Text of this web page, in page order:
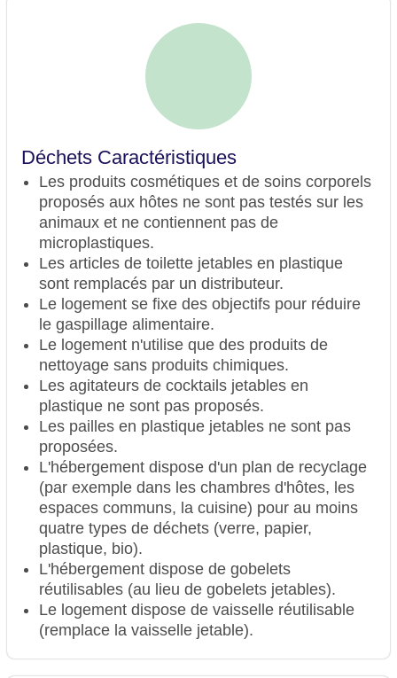
Déchets Caractéristiques
Les produits cosmétiques et de soins corporels
proposés aux hôtes ne sont pas testés sur les
animaux et ne contiennent pas de
microplastiques.
Les articles de toilette jetables en plastique
sont remplacés par un distributeur.
Le logement se fixe des objectifs pour réduire
le gaspillage alimentaire.
Le logement n'utilise que des produits de
nettoyage sans produits chimiques.
Les agitateurs de cocktails jetables en
plastique ne sont pas proposés.
Les pailles en plastique jetables ne sont pas
proposées.
L'hébergement dispose d'un plan de recyclage
(par exemple dans les chambres d'hôtes, les
espaces communs, la cuisine) pour au moins
quatre types de déchets (verre, papier,
plastique, bio).
L'hébergement dispose de gobelets
réutilisables (au lieu de gobelets jetables).
Le logement dispose de vaisselle réutilisable
(remplace la vaisselle jetable).